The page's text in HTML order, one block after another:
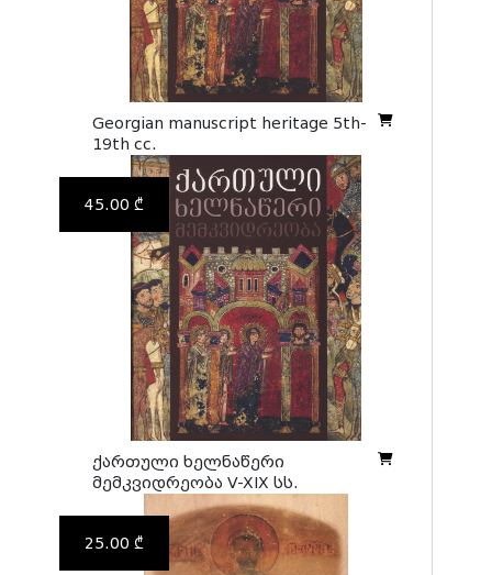
Georgian manuscript heritage 5th-
19th cc.
ქართული ხელნაწერი
მემკვიდრეობა V-XIX სს.
45.00 ₾
25.00 ₾